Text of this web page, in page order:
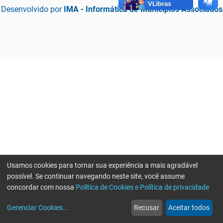
Desenvolvido por IMA - Informática de Municípios Associados
web
Notícias
more_horiz
Mais
Usamos cookies para tornar sua experiência a mais agradável
possível. Se continuar navegando neste site, você assume
concordar com nossa Política de Cookies e Política de privacidade
Gerenciar Cookies... Recusar Aceitar todos
Erro ao enviar informações, por favor tente novamente